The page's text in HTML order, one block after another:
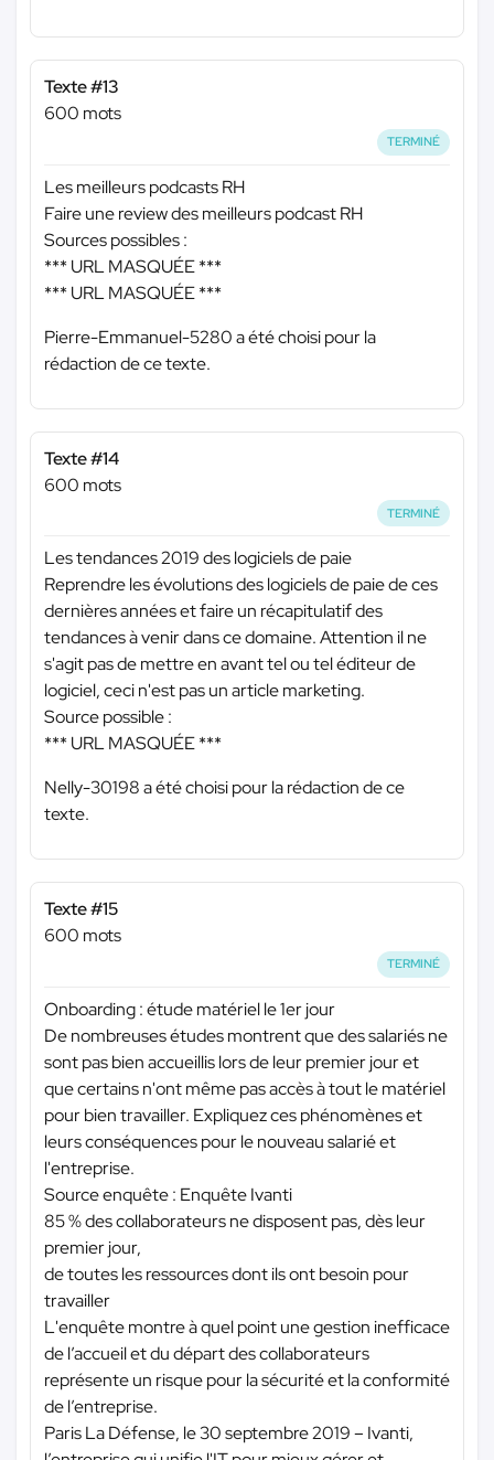
Texte #13
600 mots
TERMINÉ
Les meilleurs podcasts RH
Faire une review des meilleurs podcast RH
Sources possibles :
*** URL MASQUÉE ***
*** URL MASQUÉE ***
Pierre-Emmanuel-5280 a été choisi pour la
rédaction de ce texte.
Texte #14
600 mots
TERMINÉ
Les tendances 2019 des logiciels de paie
Reprendre les évolutions des logiciels de paie de ces
dernières années et faire un récapitulatif des
tendances à venir dans ce domaine. Attention il ne
s'agit pas de mettre en avant tel ou tel éditeur de
logiciel, ceci n'est pas un article marketing.
Source possible :
*** URL MASQUÉE ***
Nelly-30198 a été choisi pour la rédaction de ce
texte.
Texte #15
600 mots
TERMINÉ
Onboarding : étude matériel le 1er jour
De nombreuses études montrent que des salariés ne
sont pas bien accueillis lors de leur premier jour et
que certains n'ont même pas accès à tout le matériel
pour bien travailler. Expliquez ces phénomènes et
leurs conséquences pour le nouveau salarié et
l'entreprise.
Source enquête : Enquête Ivanti
85 % des collaborateurs ne disposent pas, dès leur
premier jour,
de toutes les ressources dont ils ont besoin pour
travailler
L'enquête montre à quel point une gestion inefficace
de l’accueil et du départ des collaborateurs
représente un risque pour la sécurité et la conformité
de l’entreprise.
Paris La Défense, le 30 septembre 2019 – Ivanti,